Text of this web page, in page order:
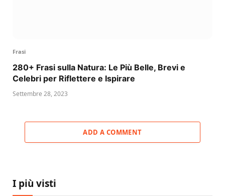
Frasi
280+ Frasi sulla Natura: Le Più Belle, Brevi e
Celebri per Riflettere e Ispirare
Settembre 28, 2023
ADD A COMMENT
I più visti